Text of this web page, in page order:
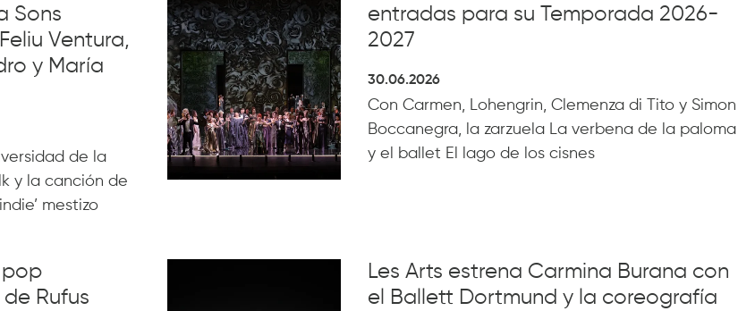
Sons
Ventura,
y María
de la
y la canción de
mestizo
entradas para su Temporada 2026-
2027
30.06.2026
Con Carmen, Lohengrin, Clemenza di Tito y Simon
Boccanegra, la zarzuela La verbena de la paloma
y el ballet El lago de los cisnes
pop
Rufus
Les Arts estrena Carmina Burana con
el Ballett Dortmund y la coreografía